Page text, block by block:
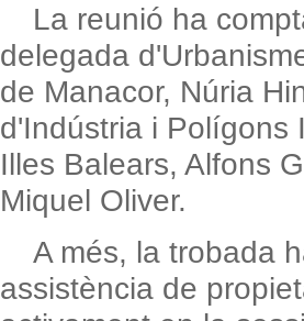
La reunió ha
delegada
de Manacor, Núria
d'Indústria i Polígons
Illes Balears, Alfons
Miquel Oliver.
A més, la trobada
assistència de